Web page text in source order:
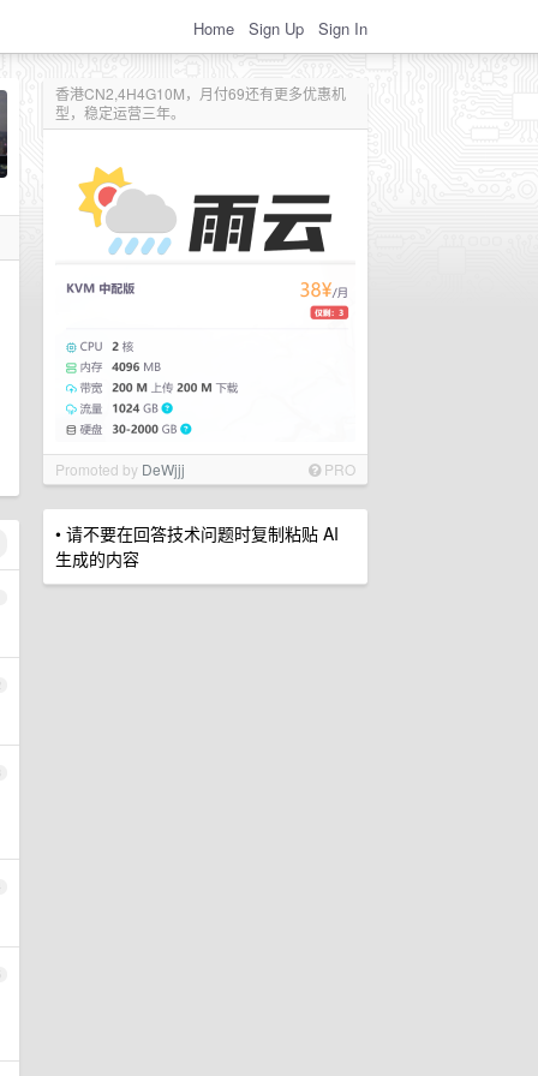
Home Sign Up Sign In
香港CN2,4H4G10M，月付69还有更多优惠机
型，稳定运营三年。
Promoted by DeWjjj PRO
• 请不要在回答技术问题时复制粘贴 AI
生成的内容